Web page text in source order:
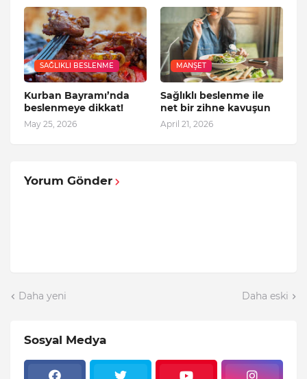
SAĞLIKLI BESLENME
Kurban Bayramı’nda
beslenmeye dikkat!
May 25, 2026
MANŞET
Sağlıklı beslenme ile
net bir zihne kavuşun
April 21, 2026
Yorum Gönder
Daha yeni Daha eski
Sosyal Medya